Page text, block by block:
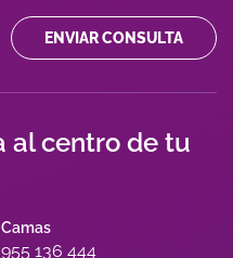
ENVIAR CONSULTA
al centro de tu
Camas
955 136 444